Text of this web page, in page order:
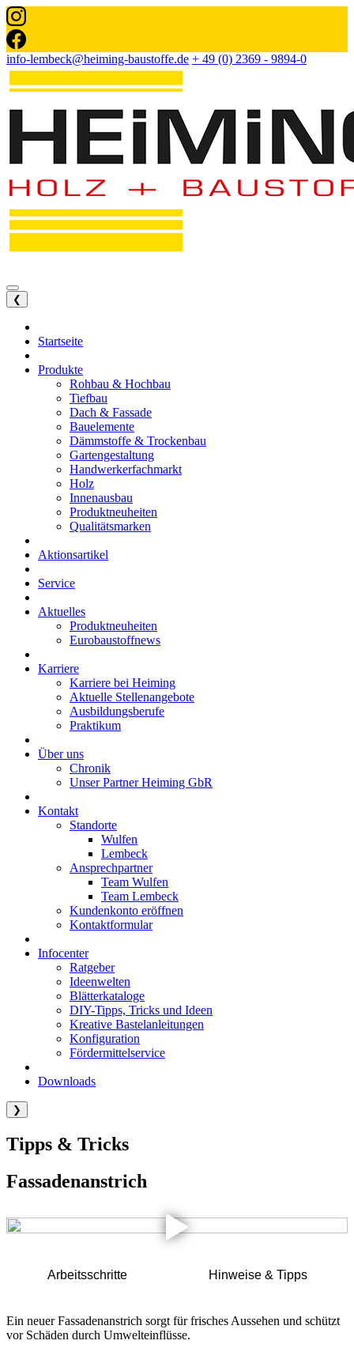
info-lembeck@heiming-baustoffe.de + 49 (0) 2369 - 9894-0
❮
Startseite
Produkte
Rohbau & Hochbau
Tiefbau
Dach & Fassade
Bauelemente
Dämmstoffe & Trockenbau
Gartengestaltung
Handwerkerfachmarkt
Holz
Innenausbau
Produktneuheiten
Qualitätsmarken
Aktionsartikel
Service
Aktuelles
Produktneuheiten
Eurobaustoffnews
Karriere
Karriere bei Heiming
Aktuelle Stellenangebote
Ausbildungsberufe
Praktikum
Über uns
Chronik
Unser Partner Heiming GbR
Kontakt
Standorte
Wulfen
Lembeck
Ansprechpartner
Team Wulfen
Team Lembeck
Kundenkonto eröffnen
Kontaktformular
Infocenter
Ratgeber
Ideenwelten
Blätterkataloge
DIY-Tipps, Tricks und Ideen
Kreative Bastelanleitungen
Konfiguration
Fördermittelservice
Downloads
❯
Tipps & Tricks
Fassadenanstrich
Arbeitsschritte Hinweise & Tipps
Ein neuer Fassadenanstrich sorgt für frisches Aussehen und schützt
vor Schäden durch Umwelteinflüsse.